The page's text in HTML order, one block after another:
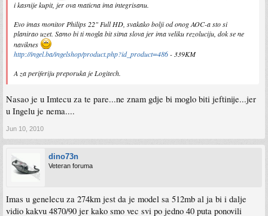
i kasnije kupit, jer ova maticna ima integrisanu.
Evo imas monitor Philips 22" Full HD, svakako bolji od onog AOC-a sto si
planirao uzet. Samo bi ti mogla bit sitna slova jer ima veliku rezoluciju, dok se ne
naviknes
http://ingel.ba/ingelshop/product.php?id_product=486- 339KM
A za periferiju preporuka je Logitech.
Nasao je u Imtecu za te pare...ne znam gdje bi moglo biti jeftinije...jer
u Ingelu je nema....
Jun 10, 2010
dino73n
Veteran foruma
Imas u genelecu za 274km jest da je model sa 512mb al ja bi i dalje
vidio kakvu 4870/90 jer kako smo vec svi po jedno 40 puta ponovili